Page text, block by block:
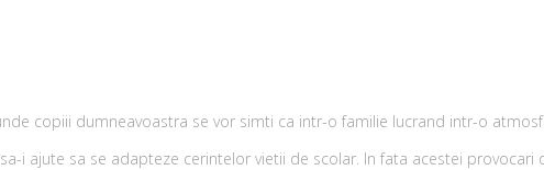
copiii dumneavoastra se vor simti ca intr-o familie lucrand intr-o
i ajute sa se adapteze cerintelor vietii de scolar. In fata acestei provocari